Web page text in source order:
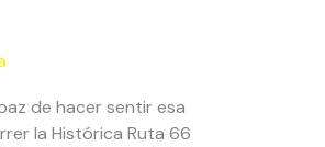
de hacer sentir esa
la Histórica Ruta 66